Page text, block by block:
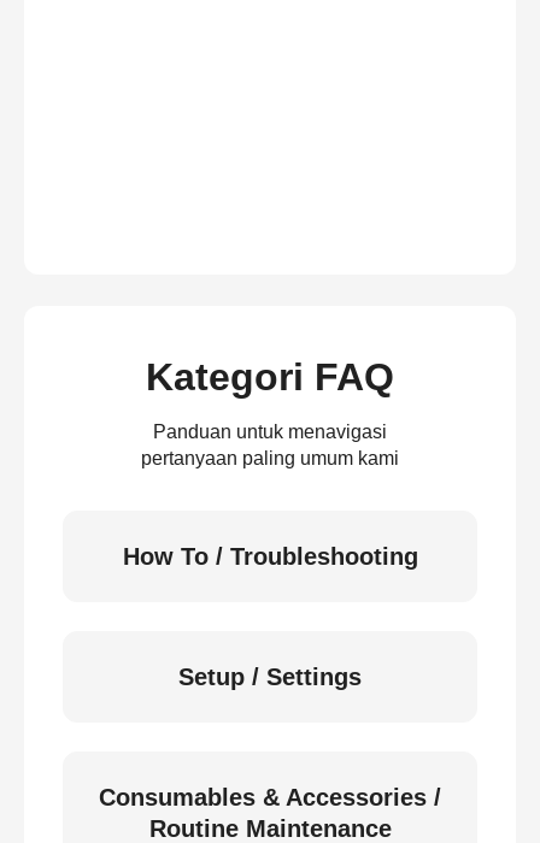
Kategori FAQ
Panduan untuk menavigasi
pertanyaan paling umum kami
How To / Troubleshooting
Setup / Settings
Consumables & Accessories /
Routine Maintenance